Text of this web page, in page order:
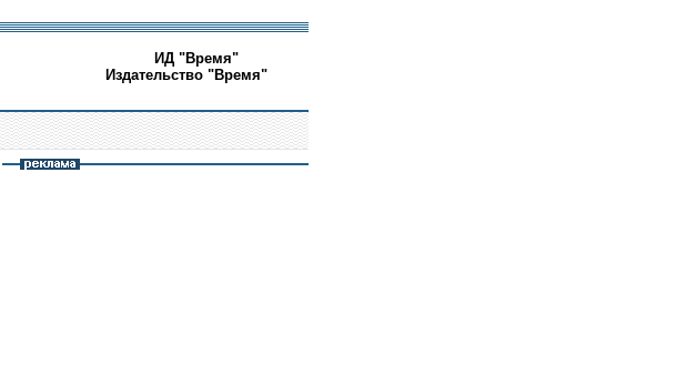
ИД "Время"
Издательство "Время"